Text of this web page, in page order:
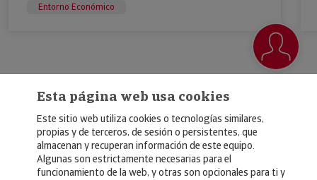
Entorno Económico
© Copyright 2026, Crédito y Caución
Esta página web usa cookies
Este sitio web utiliza cookies o tecnologías similares,
propias y de terceros, de sesión o persistentes, que
almacenan y recuperan información de este equipo.
Algunas son estrictamente necesarias para el
funcionamiento de la web, y otras son opcionales para ti y